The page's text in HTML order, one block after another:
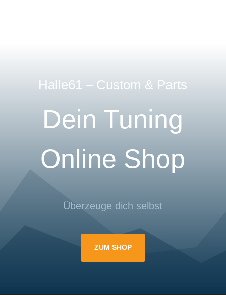
Halle61 – Custom & Parts
Dein Tuning
Online Shop
Überzeuge dich selbst
ZUM SHOP